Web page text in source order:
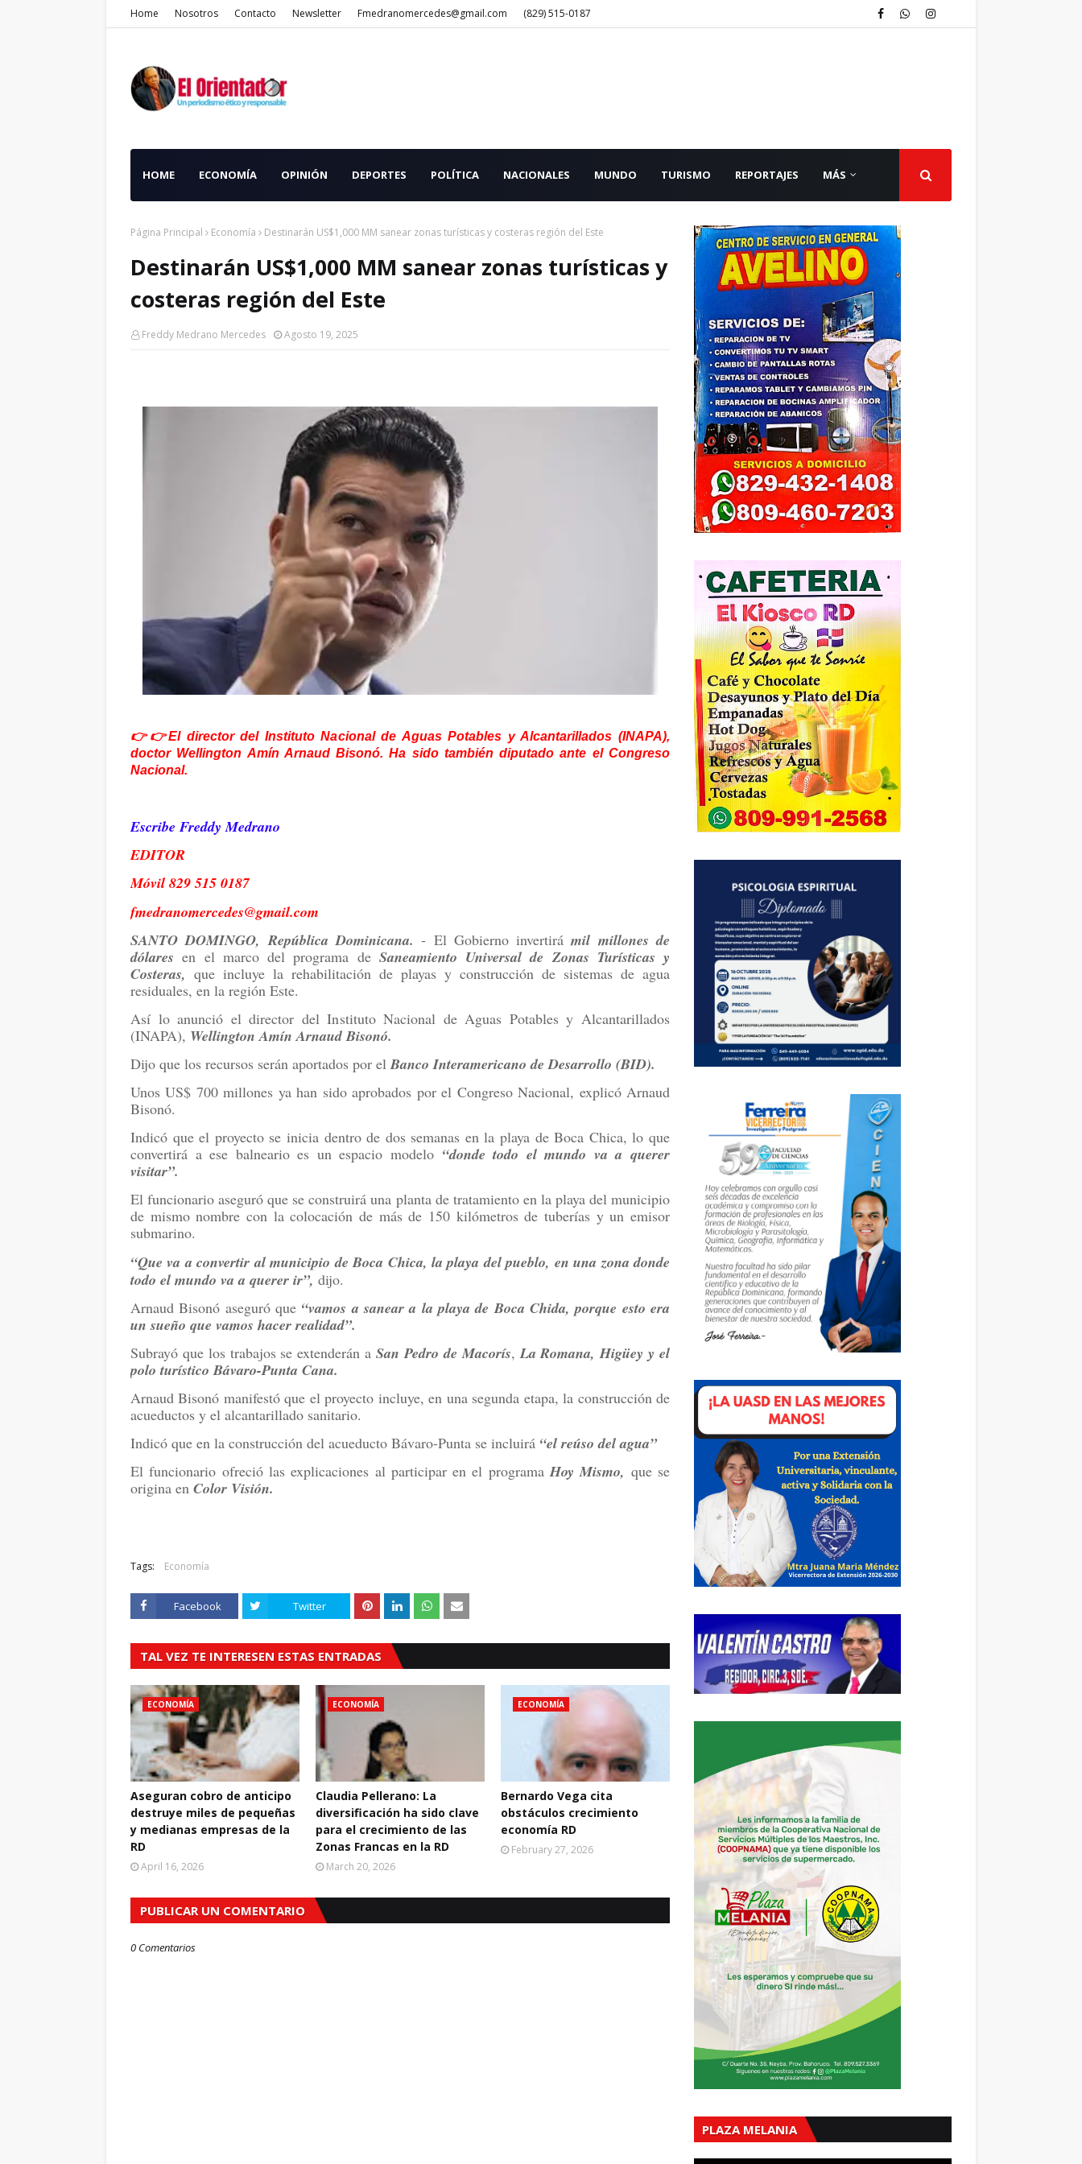
Home Nosotros Contacto Newsletter Fmedranomercedes@gmail.com (829) 515-0187
HOME ECONOMÍA OPINIÓN DEPORTES POLÍTICA NACIONALES MUNDO TURISMO REPORTAJES MÁS
Página Principal Economía Destinarán US$1,000 MM sanear zonas turísticas y costeras región del Este
Destinarán US$1,000 MM sanear zonas turísticas y
costeras región del Este
Freddy Medrano Mercedes Agosto 19, 2025
👉👉El director del Instituto Nacional de Aguas Potables y Alcantarillados (INAPA),
doctor Wellington Amín Arnaud Bisonó. Ha sido también diputado ante el Congreso
Nacional.
Escribe Freddy Medrano
EDITOR
Móvil 829 515 0187
fmedranomercedes@gmail.com
SANTO DOMINGO, República Dominicana. - El Gobierno invertirámil millones de
dólares en el marco del programa de Saneamiento Universal de Zonas Turísticas y
Costeras, que incluye la rehabilitación de playas y construcción de sistemas de agua
residuales, en la región Este.
Así lo anunció el director del Instituto Nacional de Aguas Potables y Alcantarillados
(INAPA), Wellington Amín Arnaud Bisonó.
Dijo que los recursos serán aportados por elBanco Interamericano de Desarrollo (BID).
Unos US$ 700 millones ya han sido aprobados por el Congreso Nacional, explicó Arnaud
Bisonó.
Indicó que el proyecto se inicia dentro de dos semanas en la playa de Boca Chica, lo que
convertirá a ese balneario es un espacio modelo “donde todo el mundo va a querer
visitar”.
El funcionario aseguró que se construirá una planta de tratamiento en la playa del municipio
de mismo nombre con la colocación de más de 150 kilómetros de tuberías y un emisor
submarino.
“Que va a convertir al municipio de Boca Chica, la playa del pueblo, en una zona donde
todo el mundo va a querer ir”, dijo.
Arnaud Bisonó aseguró que “vamos a sanear a la playa de Boca Chida, porque esto era
un sueño que vamos hacer realidad”.
Subrayó que los trabajos se extenderán aSan Pedro de Macorís,La Romana, Higüey y el
polo turístico Bávaro-Punta Cana.
Arnaud Bisonó manifestó que el proyecto incluye, en una segunda etapa, la construcción de
acueductos y el alcantarillado sanitario.
Indicó que en la construcción del acueducto Bávaro-Punta se incluirá “el reúso del agua”
El funcionario ofreció las explicaciones al participar en el programaHoy Mismo, que se
origina en Color Visión.
Tags: Economía
Facebook Twitter
TAL VEZ TE INTERESEN ESTAS ENTRADAS
ECONOMÍA
Aseguran cobro de anticipo
destruye miles de pequeñas
y medianas empresas de la
RD
April 16, 2026
ECONOMÍA
Claudia Pellerano: La
diversificación ha sido clave
para el crecimiento de las
Zonas Francas en la RD
March 20, 2026
ECONOMÍA
Bernardo Vega cita
obstáculos crecimiento
economía RD
February 27, 2026
PUBLICAR UN COMENTARIO
0 Comentarios
PLAZA MELANIA